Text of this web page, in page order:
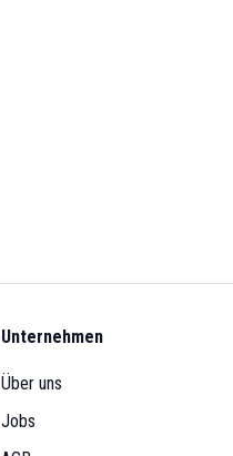
Unternehmen
Über uns
Jobs